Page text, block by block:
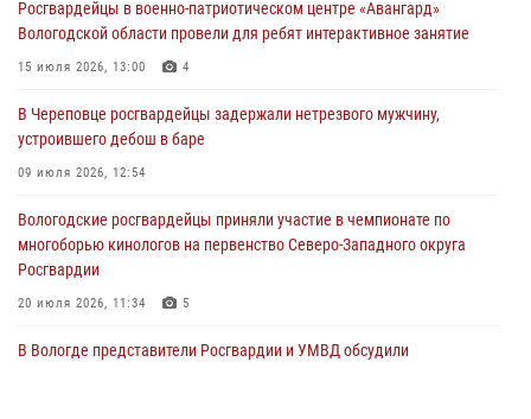
29 июля 2026, 13:20
В Вологде росгвардейцы задержали мужчину, подозреваемого в
29 июля 2026, 09:08
Росгвардейцы в военно-патриотическом центре «Авангард»
Вологодской области провели для ребят интерактивное занятие
15 июля 2026, 13:00 4
В Череповце росгвардейцы задержали нетрезвого мужчину,
устроившего дебош в баре
09 июля 2026, 12:54
Вологодские росгвардейцы приняли участие в чемпионате по
многоборью кинологов на первенство Северо-Западного округа
Росгвардии
20 июля 2026, 11:34 5
В Вологде представители Росгвардии и УМВД обсудили